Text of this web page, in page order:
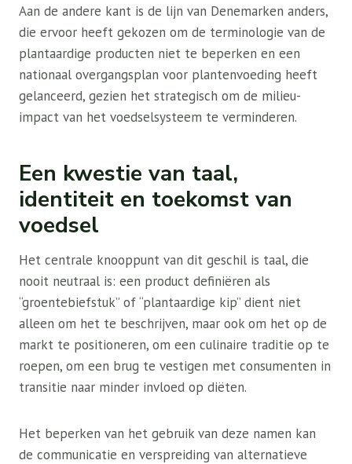
Aan de andere kant is de lijn van Denemarken anders,
die ervoor heeft gekozen om de terminologie van de
plantaardige producten niet te beperken en een
nationaal overgangsplan voor plantenvoeding heeft
gelanceerd, gezien het strategisch om de milieu-
impact van het voedselsysteem te verminderen.
Een kwestie van taal,
identiteit en toekomst van
voedsel
Het centrale knooppunt van dit geschil is taal, die
nooit neutraal is: een product definiëren als
“groentebiefstuk” of “plantaardige kip” dient niet
alleen om het te beschrijven, maar ook om het op de
markt te positioneren, om een ​​culinaire traditie op te
roepen, om een ​​brug te vestigen met consumenten in
transitie naar minder invloed op diëten.
Het beperken van het gebruik van deze namen kan
de communicatie en verspreiding van alternatieve